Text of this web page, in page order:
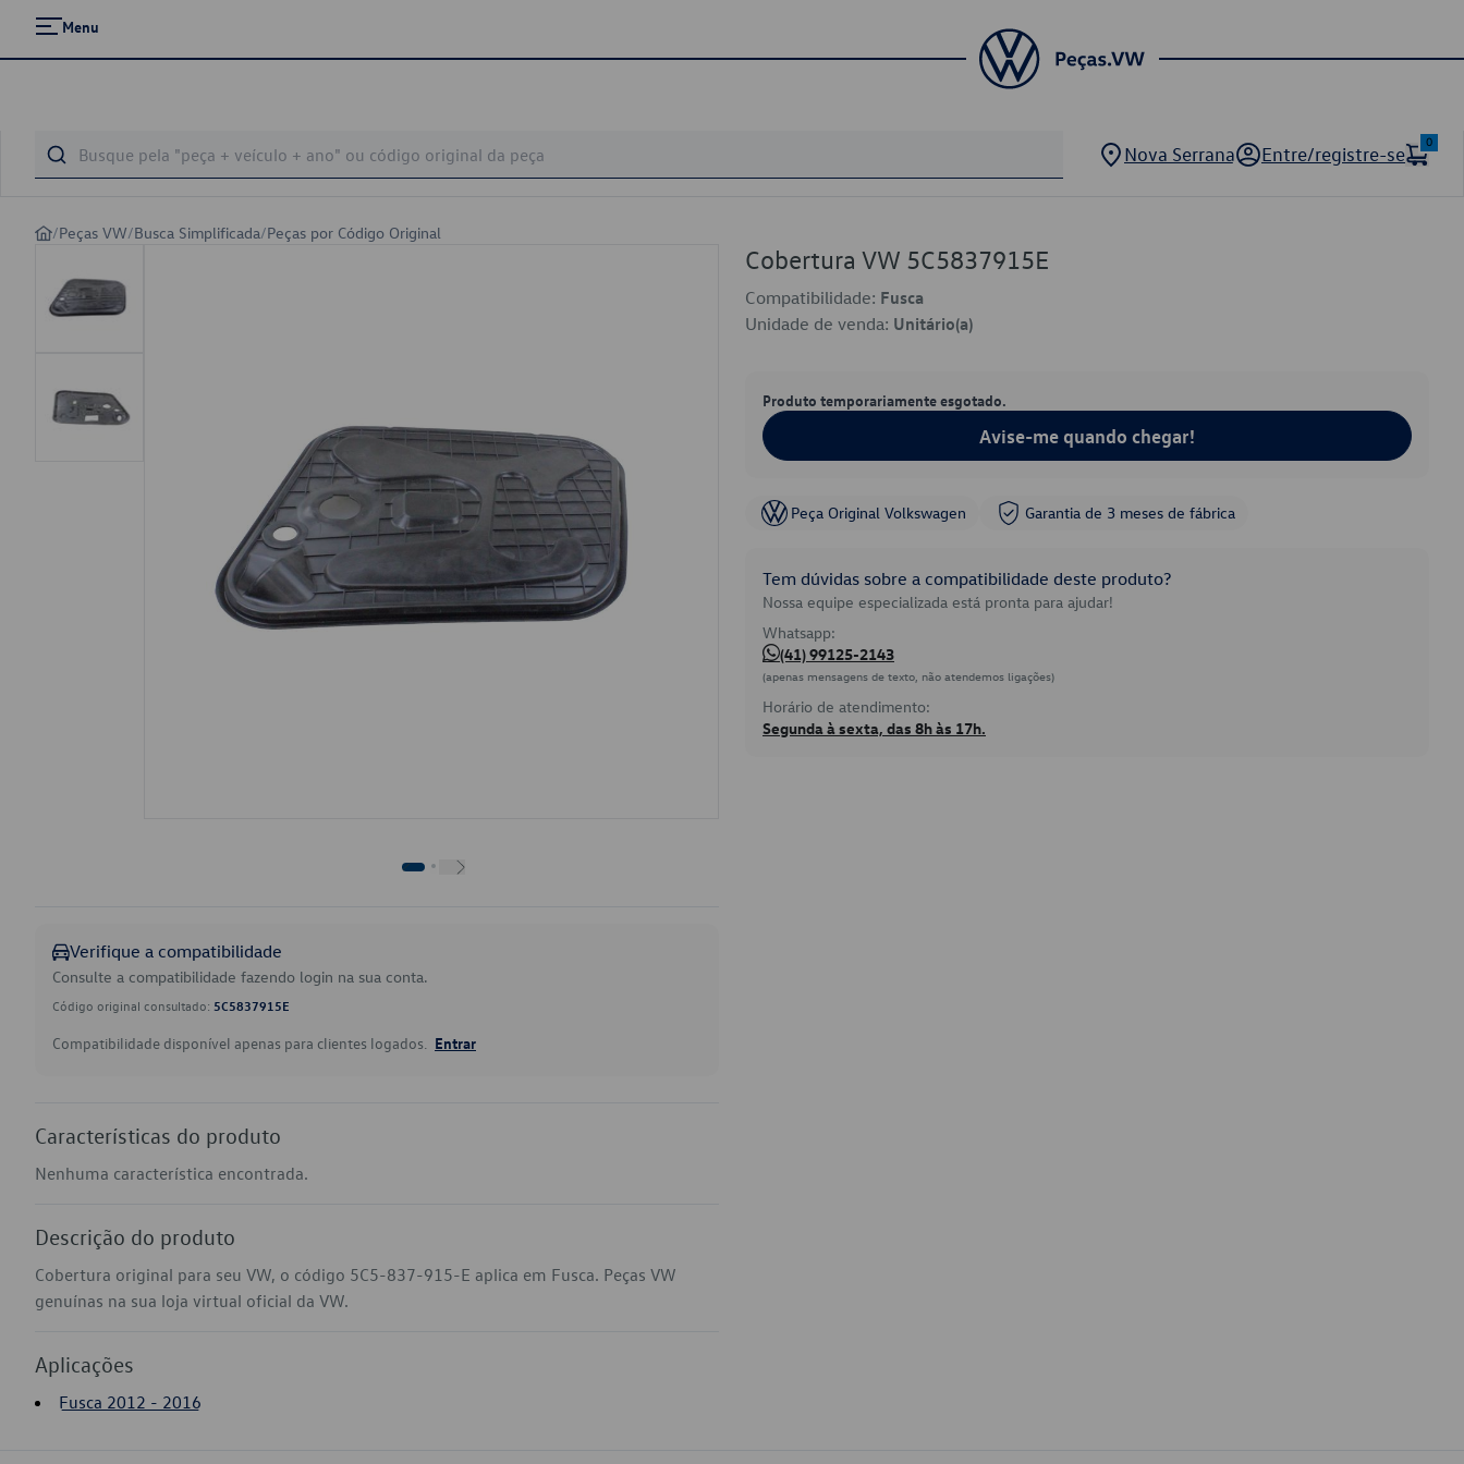
Menu
Nova Serrana Entre/registre-se
0
/Peças VW/Busca Simplificada/Peças por Código Original
Verifique a compatibilidade
Consulte a compatibilidade fazendo login na sua conta.
Código original consultado: 5C5837915E
Compatibilidade disponível apenas para clientes logados. Entrar
Características do produto
Nenhuma característica encontrada.
Descrição do produto
Cobertura original para seu VW, o código 5C5-837-915-E aplica em Fusca. Peças VW
genuínas na sua loja virtual oficial da VW.
Aplicações
Fusca 2012 - 2016
Cobertura VW 5C5837915E
Compatibilidade: Fusca
Unidade de venda: Unitário(a)
Produto temporariamente esgotado.
Avise-me quando chegar!
Peça Original Volkswagen Garantia de 3 meses de fábrica
Tem dúvidas sobre a compatibilidade deste produto?
Nossa equipe especializada está pronta para ajudar!
Whatsapp:
(41) 99125-2143
(apenas mensagens de texto, não atendemos ligações)
Horário de atendimento:
Segunda à sexta, das 8h às 17h.